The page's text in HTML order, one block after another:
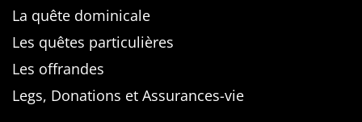
La quête dominicale
Les quêtes particulières
Les offrandes
Legs, Donations et Assurances-vie